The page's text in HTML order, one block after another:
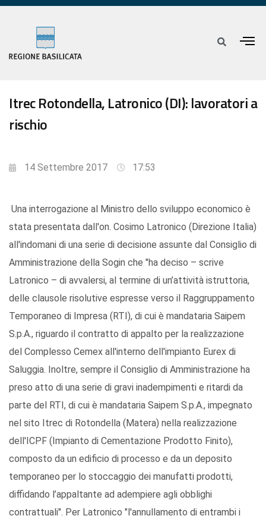
Itrec Rotondella, Latronico (DI): lavoratori a
rischio
14 Settembre 2017 17:53
Una interrogazione al Ministro dello sviluppo economico è
stata presentata dall'on. Cosimo Latronico (Direzione Italia)
all'indomani di una serie di decisione assunte dal Consiglio di
Amministrazione della Sogin che "ha deciso – scrive
Latronico – di avvalersi, al termine di un’attività istruttoria,
delle clausole risolutive espresse verso il Raggruppamento
Temporaneo di Impresa (RTI), di cui è mandataria Saipem
S.p.A., riguardo il contratto di appalto per la realizzazione
del Complesso Cemex all'interno dell'impianto Eurex di
Saluggia. Inoltre, sempre il Consiglio di Amministrazione ha
preso atto di una serie di gravi inadempimenti e ritardi da
parte del RTI, di cui è mandataria Saipem S.p.A., impegnato
nel sito Itrec di Rotondella (Matera) nella realizzazione
dell'ICPF (Impianto di Cementazione Prodotto Finito),
composto da un edificio di processo e da un deposito
temporaneo per lo stoccaggio dei manufatti prodotti,
diffidando l’appaltante ad adempiere agli obblighi
contrattuali". Per Latronico "l'annullamento di entrambi i